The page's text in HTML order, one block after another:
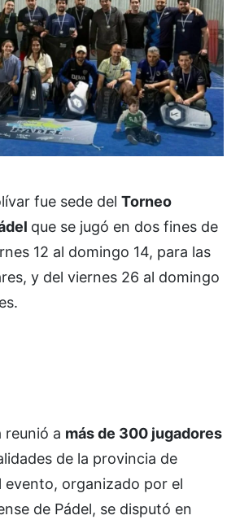
fue sede del Torneo
que se jugó en dos fines de
12 al domingo 14, para las
y del viernes 26 al domingo
reunió a más de 300 jugadores
de la provincia de
evento, organizado por el
de Pádel, se disputó en